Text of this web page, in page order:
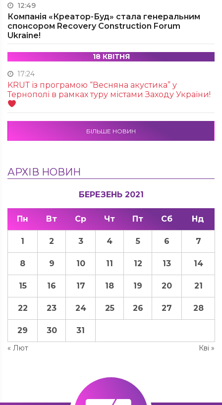
12:49
Компанія «Креатор-Буд» стала генеральним
спонсором Recovery Construction Forum
Ukraine!
18 КВІТНЯ
17:24
KRUТ із програмою “Весняна акустика” у
Тернополі в рамках туру містами Заходу України!
БІЛЬШЕ НОВИН
АРХІВ НОВИН
БЕРЕЗЕНЬ 2021
Пн Вт Ср Чт Пт Сб Нд
« Лют Кві »
1 2 3 4 5 6 7
8 9 10 11 12 13 14
15 16 17 18 19 20 21
22 23 24 25 26 27 28
29 30 31